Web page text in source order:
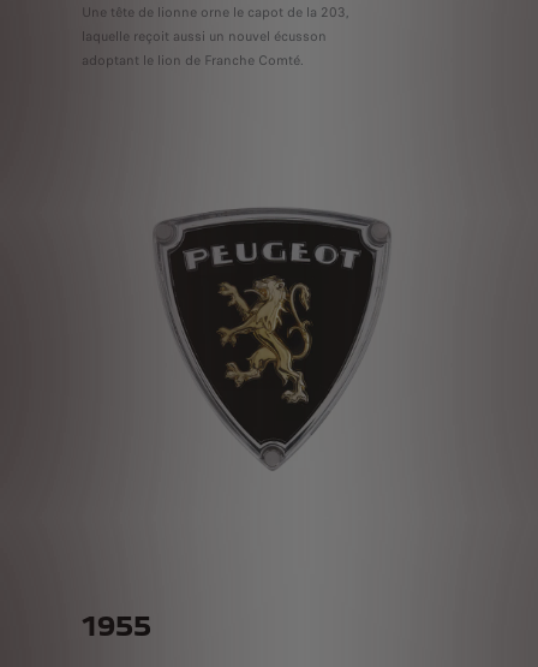
Une tête de lionne orne le capot de la 203,
laquelle reçoit aussi un nouvel écusson
adoptant le lion de Franche Comté.
1955